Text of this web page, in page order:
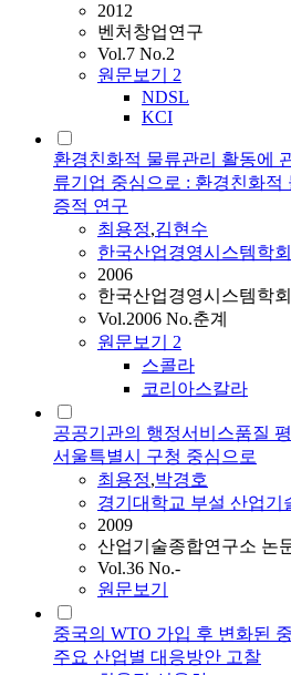
2012
벤처창업연구
Vol.7 No.2
원문보기 2
NDSL
KCI
환경친화적 물류관리 활동에
류기업 중심으로 : 환경친화적
증적 연구
최용정,김현수
한국산업경영시스템학회
2006
한국산업경영시스템학
Vol.2006 No.춘계
원문보기 2
스콜라
코리아스칼라
공공기관의 행정서비스품질
서울특별시 구청 중심으로
최용정,박경호
경기대학교 부설 산업기
2009
산업기술종합연구소 논
Vol.36 No.-
원문보기
중국의 WTO 가입 후 변화된
주요 산업별 대응방안 고찰